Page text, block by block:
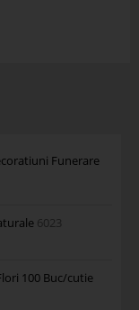
Funerare
6023
100 Buc/cutie